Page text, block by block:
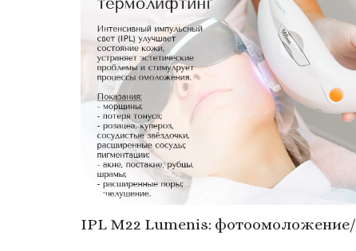
IPL M22 Lumenis: фотоомоложение/